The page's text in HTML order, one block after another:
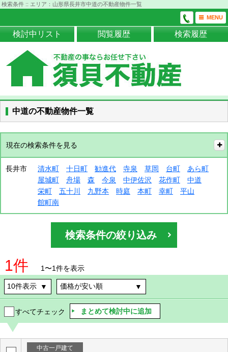
検索条件 :: エリア：山形県長井市中道の不動産物件一覧
MENU
検討中リスト 閲覧履歴 検索履歴
中道の不動産物件一覧
現在の検索条件を見る
長井市 清水町 十日町 勧進代 寺泉 草岡 台町
あら町
屋城町
舟場 森 今泉 中伊佐沢 花作町
中道
栄町
五十川 九野本 時庭 本町 幸町
平山
館町南
検索条件の絞り込み
1件 1〜1件を表示
すべてチェック まとめて検討中に追加
中古一戸建て